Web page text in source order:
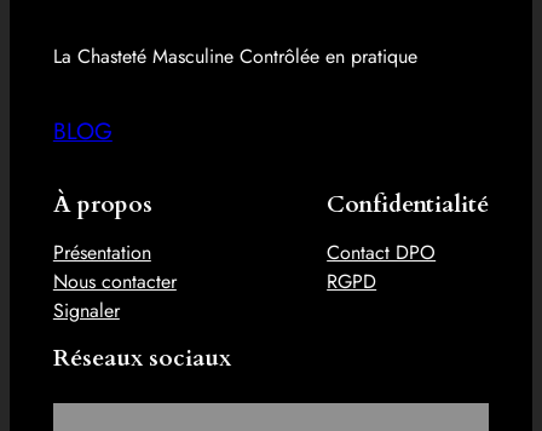
La Chasteté Masculine Contrôlée en pratique
BLOG
À propos
Présentation
Nous contacter
Signaler
Confidentialité
Contact DPO
RGPD
Réseaux sociaux